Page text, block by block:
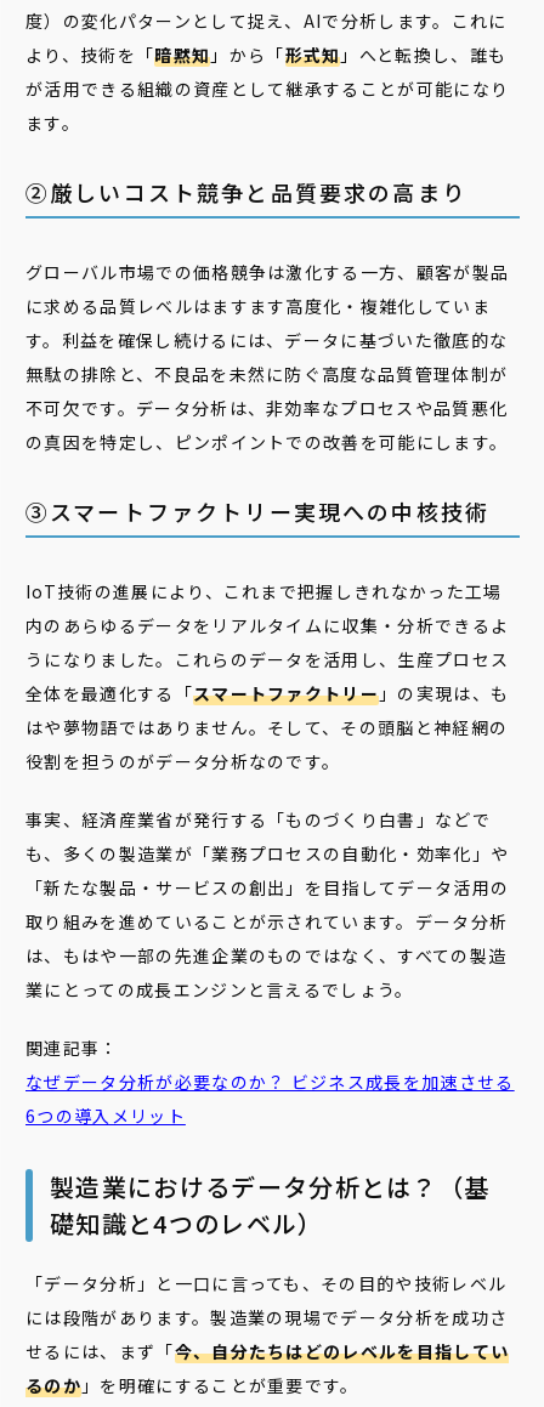
度）の変化パターンとして捉え、AIで分析します。これに
より、技術を「暗黙知 」から「形式知 」へと転換し、誰も
が活用できる組織の資産として継承することが可能になり
ます。
②厳しいコスト競争と品質要求の高まり
グローバル市場での価格競争は激化する一方、顧客が製品
に求める品質レベルはますます高度化・複雑化していま
す。利益を確保し続けるには、データに基づいた徹底的な
無駄の排除と、不良品を未然に防ぐ高度な品質管理体制が
不可欠です。データ分析は、非効率なプロセスや品質悪化
の真因を特定し、ピンポイントでの改善を可能にします。
③スマートファクトリー実現への中核技術
IoT技術の進展により、これまで把握しきれなかった工場
内のあらゆるデータをリアルタイムに収集・分析できるよ
うになりました。これらのデータを活用し、生産プロセス
全体を最適化する「スマートファクトリー 」の実現は、も
はや夢物語ではありません。そして、その頭脳と神経網の
役割を担うのがデータ分析なのです。
事実、経済産業省が発行する「ものづくり白書」などで
も、多くの製造業が「業務プロセスの自動化・効率化」や
「新たな製品・サービスの創出」を目指してデータ活用の
取り組みを進めていることが示されています。データ分析
は、もはや一部の先進企業のものではなく、すべての製造
業にとっての成長エンジンと言えるでしょう。
関連記事：
なぜデータ分析が必要なのか？ ビジネス成長を加速させる
6つの導入メリット
製造業におけるデータ分析とは？（基
礎知識と4つのレベル）
「データ分析」と一口に言っても、その目的や技術レベル
には段階があります。製造業の現場でデータ分析を成功さ
せるには、まず「今、自分たちはどのレベルを目指してい
るのか」を明確にすることが重要です。